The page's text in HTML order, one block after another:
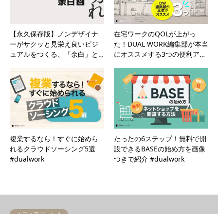
【永久保存版】ノンデザイナ
ーがサクッと見栄え良いビジ
ュアルをつくる、「余白」と…
在宅ワークのQOLが上がっ
た！DUAL WORK編集部が本当
にオススメする3つの便利ア…
複業するなら！すぐに始めら
れるクラウドソーシング5選
#dualwork
たったの6ステップ！無料で開
設できるBASEの始め方を画像
つきで紹介 #dualwork